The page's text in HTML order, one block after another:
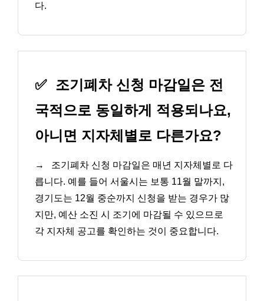
다.
✅ 조기폐차 신청 마감일은 전
국적으로 동일하게 적용되나요,
아니면 지자체별로 다른가요?
→
조기폐차 신청 마감일은 매년 지자체별로 다
릅니다. 예를 들어 서울시는 보통 11월 말까지,
경기도는 12월 중순까지 신청을 받는 경우가 많
지만, 예산 소진 시 조기에 마감될 수 있으므로
각 지자체 공고를 확인하는 것이 중요합니다.